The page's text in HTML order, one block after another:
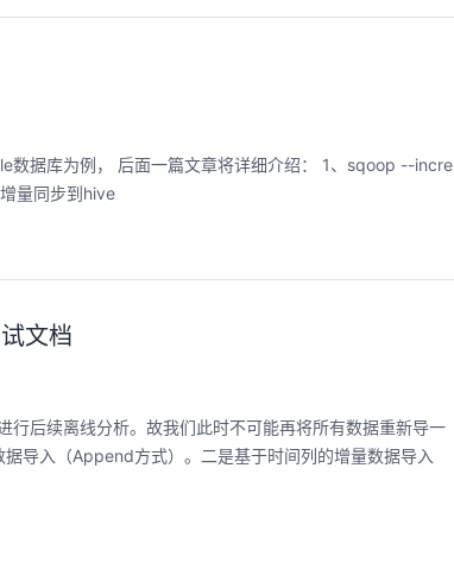
据库为例， 后面一篇文章将详细介绍： 1、sqoop --incre
量同步到hive
文档
后续离线分析。故我们此时不可能再将所有数据重新导一
导入（Append方式）。二是基于时间列的增量数据导入